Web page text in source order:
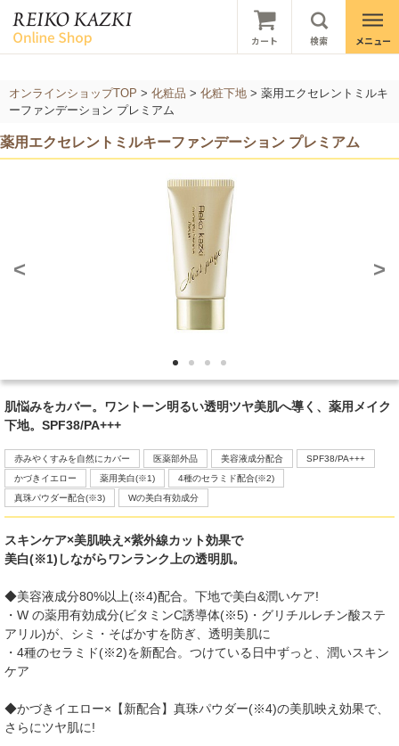
オンラインショップTOP > 化粧品 > 化粧下地 > 薬用エクセレントミルキ
ーファンデーション プレミアム
薬用エクセレントミルキーファンデーション プレミアム
< >
肌悩みをカバー。ワントーン明るい透明ツヤ美肌へ導く、薬用メイク
下地。SPF38/PA+++
赤みやくすみを自然にカバー 医薬部外品 美容液成分配合
SPF38/PA+++
かづきイエロー
薬用美白(※1)
4種のセラミド配合(※2)
真珠パウダー配合(※3)
Wの美白有効成分
スキンケア×美肌映え×紫外線カット効果で
美白(※1)しながらワンランク上の透明肌。
◆美容液成分80%以上(※4)配合。下地で美白&潤いケア!
・W の薬用有効成分(ビタミンC誘導体(※5)・グリチルレチン酸ステ
アリル)が、シミ・そばかすを防ぎ、透明美肌に
・4種のセラミド(※2)を新配合。つけている日中ずっと、潤いスキン
ケア
◆かづきイエロー×【新配合】真珠パウダー(※4)の美肌映え効果で、
さらにツヤ肌に!